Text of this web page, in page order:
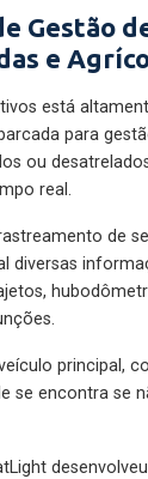
Gestão
e
está
para
ou
real.
de
diversas
principal,
se encontra se